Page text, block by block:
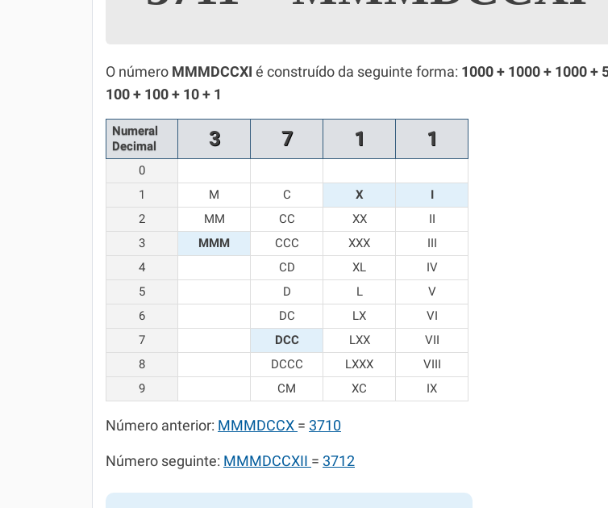
Química
Todos os Exercícios
O número MMMDCCXI é construído da seguinte forma: 1000 + 1000 + 1000 +
100 + 100 + 10 + 1
Numeral
Decimal
3 7 1 1
0
1
M C X
I
2
MM CC XX
II
3
MMM CCC XXX
III
4
CD XL
IV
5
D L
V
6
DC LX
VI
7
DCC LXX
VII
8
DCCC LXXX
VIII
9
CM XC IX
Número anterior: MMMDCCX = 3710
Número seguinte: MMMDCCXII = 3712